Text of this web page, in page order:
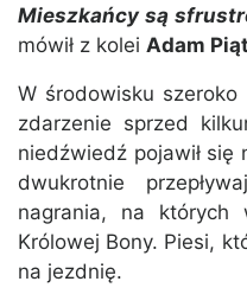
Mieszkańcy są
mówił z kolei Adam
W środowisku szeroko
zdarzenie sprzed
niedźwiedź pojawił się
dwukrotnie
nagrania, na których
Królowej Bony. Piesi,
na jezdnię.